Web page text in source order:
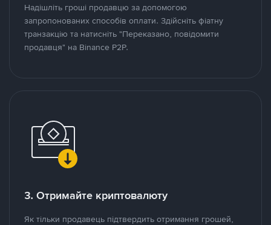
Надішліть гроші продавцю за допомогою
запропонованих способів оплати. Здійсніть фіатну
транзакцію та натисніть "Переказано, повідомити
продавця" на Binance P2P.
3. Отримайте криптовалюту
Як тільки продавець підтвердить отримання грошей,